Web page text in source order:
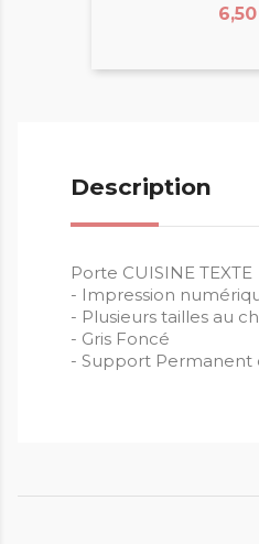
Prix
Description
Porte CUISINE TEXTE
- Impression
- Plusieurs tailles au
- Gris Foncé
- Support Permanent